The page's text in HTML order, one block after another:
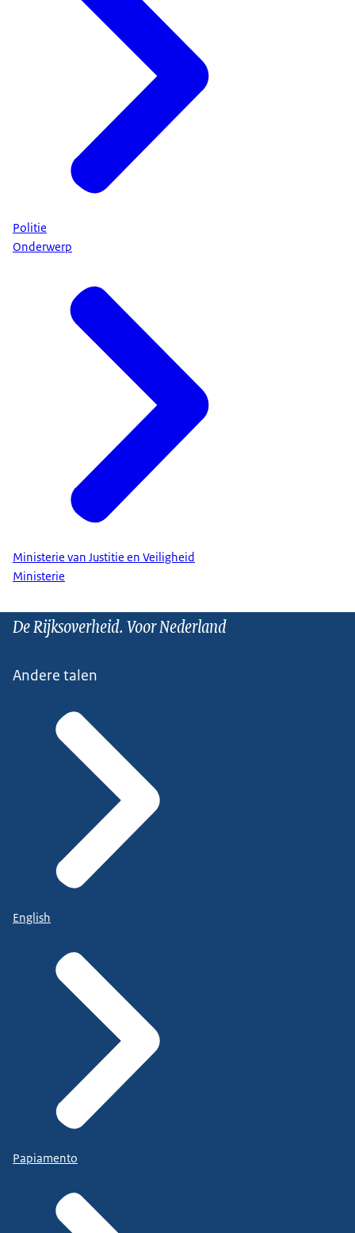
Politie
Onderwerp
Ministerie van Justitie en Veiligheid
Ministerie
De Rijksoverheid. Voor Nederland
Andere talen
English
Papiamento